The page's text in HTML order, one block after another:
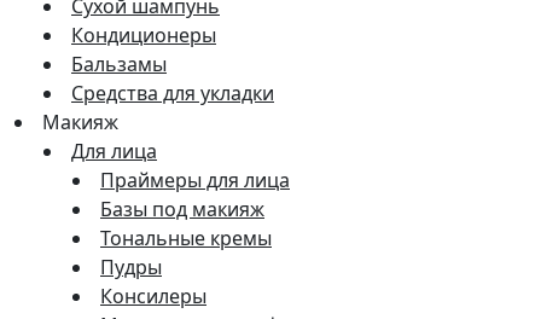
Сухой шампунь
Кондиционеры
Бальзамы
Средства для укладки
Макияж
Для лица
Праймеры для лица
Базы под макияж
Тональные кремы
Пудры
Консилеры